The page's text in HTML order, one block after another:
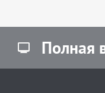
Полная